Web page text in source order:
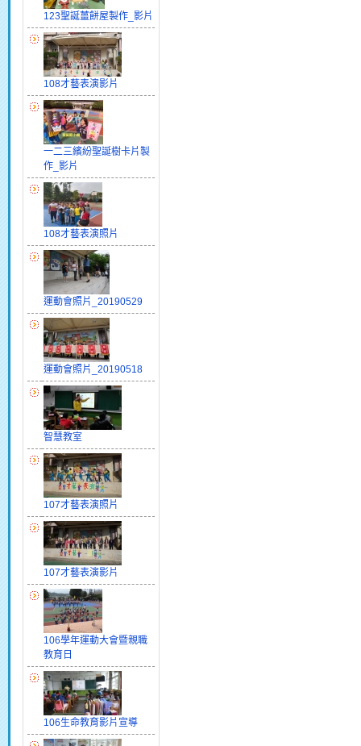
123聖誕薑餅屋製作_影片
108才藝表演影片
一二三繽紛聖誕樹卡片製
作_影片
108才藝表演照片
運動會照片_20190529
運動會照片_20190518
智慧教室
107才藝表演照片
107才藝表演影片
106學年運動大會暨親職
教育日
106生命教育影片宣導